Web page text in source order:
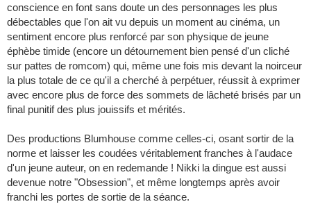
conscience en font sans doute un des personnages les plus
débectables que l'on ait vu depuis un moment au cinéma, un
sentiment encore plus renforcé par son physique de jeune
éphèbe timide (encore un détournement bien pensé d'un cliché
sur pattes de romcom) qui, même une fois mis devant la noirceur
la plus totale de ce qu'il a cherché à perpétuer, réussit à exprimer
avec encore plus de force des sommets de lâcheté brisés par un
final punitif des plus jouissifs et mérités.
Des productions Blumhouse comme celles-ci, osant sortir de la
norme et laisser les coudées véritablement franches à l'audace
d'un jeune auteur, on en redemande ! Nikki la dingue est aussi
devenue notre "Obsession", et même longtemps après avoir
franchi les portes de sortie de la séance.